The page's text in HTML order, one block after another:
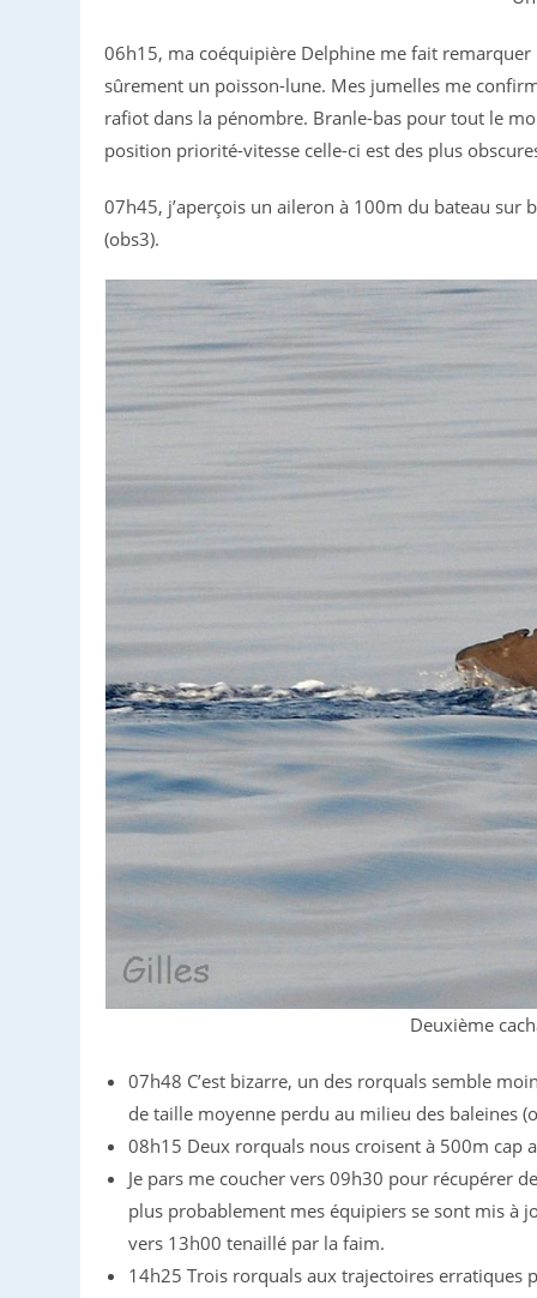
06h15, ma coéquipière Delphine me fait
sûrement un poisson-lune. Mes jumelles me
rafiot dans la pénombre. Branle-bas pour tout le
position priorité-vitesse celle-ci est des plus
07h45, j’aperçois un aileron à 100m du bateau
(obs3).
Deuxième
07h48 C’est bizarre, un des rorquals semble
de taille moyenne perdu au milieu des baleines
08h15 Deux rorquals nous croisent à 500m cap
Je pars me coucher vers 09h30 pour récupérer
plus probablement mes équipiers se sont mis à
vers 13h00 tenaillé par la faim.
14h25 Trois rorquals aux trajectoires erratiques